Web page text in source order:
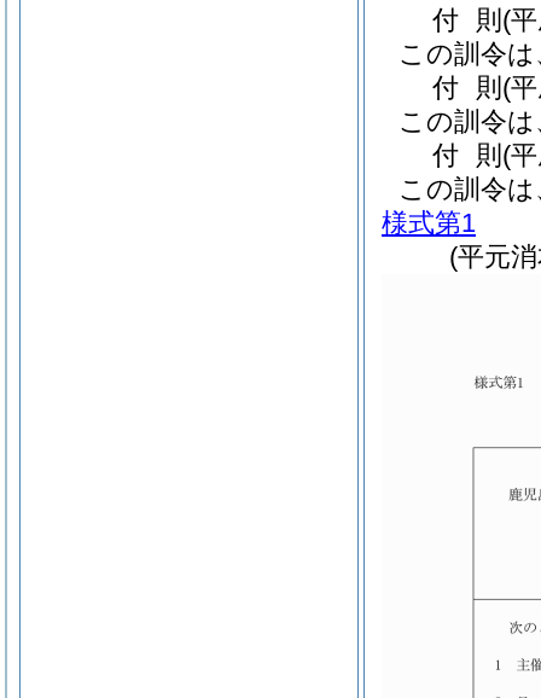
付 則 (
この訓令
付 則 (
この訓令
付 則 (
この訓令
様式第1
(平元